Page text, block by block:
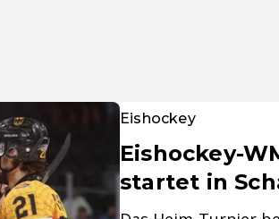
Eishockey
Eishockey-
startet in